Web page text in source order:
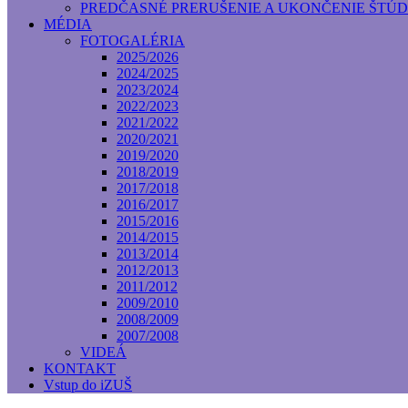
PREDČASNÉ PRERUŠENIE A UKONČENIE
MÉDIA
FOTOGALÉRIA
2025/2026
2024/2025
2023/2024
2022/2023
2021/2022
2020/2021
2019/2020
2018/2019
2017/2018
2016/2017
2015/2016
2014/2015
2013/2014
2012/2013
2011/2012
2009/2010
2008/2009
2007/2008
VIDEÁ
KONTAKT
Vstup do iZUŠ